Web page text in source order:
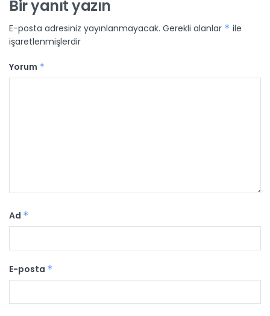
Bir yanıt yazın
E-posta adresiniz yayınlanmayacak. Gerekli alanlar * ile
işaretlenmişlerdir
Yorum *
Ad *
E-posta *